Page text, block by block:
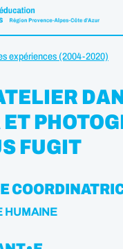
expériences (2004-2020)
FUGIT
HUMAINE